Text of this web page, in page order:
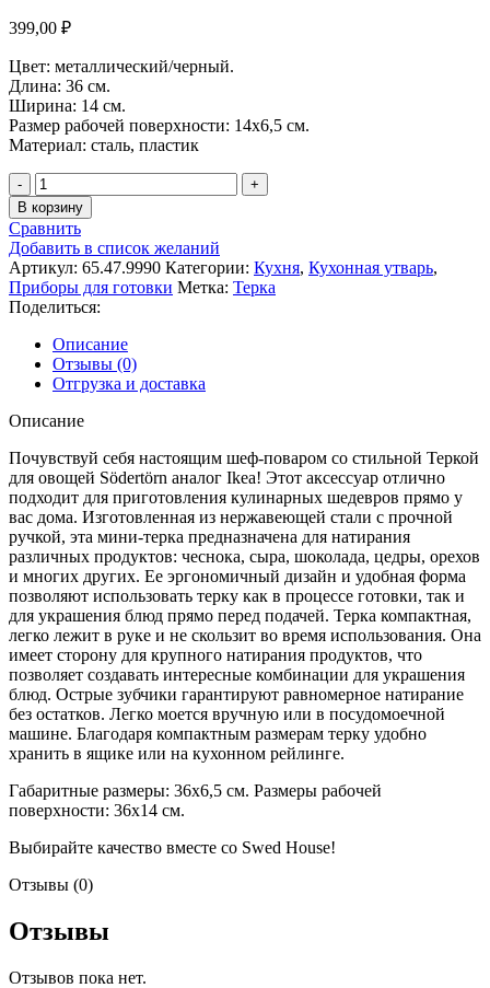
399,00 ₽
Цвет: металлический/черный.
Длина: 36 см.
Ширина: 14 см.
Размер рабочей поверхности: 14х6,5 см.
Материал: сталь, пластик
Количество
товара
Терка
для
овощей
Södertörn,
арт.65.47.9990
В корзину
Сравнить
Добавить в список желаний
Артикул: 65.47.9990 Категории: Кухня, Кухонная утварь,
Приборы для готовки Метка: Терка
Поделиться:
Описание
Отзывы (0)
Отгрузка и доставка
Описание
Почувствуй себя настоящим шеф-поваром со стильной Теркой
для овощей Södertörn аналог Ikea! Этот аксессуар отлично
подходит для приготовления кулинарных шедевров прямо у
вас дома. Изготовленная из нержавеющей стали с прочной
ручкой, эта мини-терка предназначена для натирания
различных продуктов: чеснока, сыра, шоколада, цедры, орехов
и многих других. Ее эргономичный дизайн и удобная форма
позволяют использовать терку как в процессе готовки, так и
для украшения блюд прямо перед подачей. Терка компактная,
легко лежит в руке и не скользит во время использования. Она
имеет сторону для крупного натирания продуктов, что
позволяет создавать интересные комбинации для украшения
блюд. Острые зубчики гарантируют равномерное натирание
без остатков. Легко моется вручную или в посудомоечной
машине. Благодаря компактным размерам терку удобно
хранить в ящике или на кухонном рейлинге.
Габаритные размеры: 36х6,5 см. Размеры рабочей
поверхности: 36х14 см.
Выбирайте качество вместе со Swed House!
Отзывы (0)
Отзывы
Отзывов пока нет.